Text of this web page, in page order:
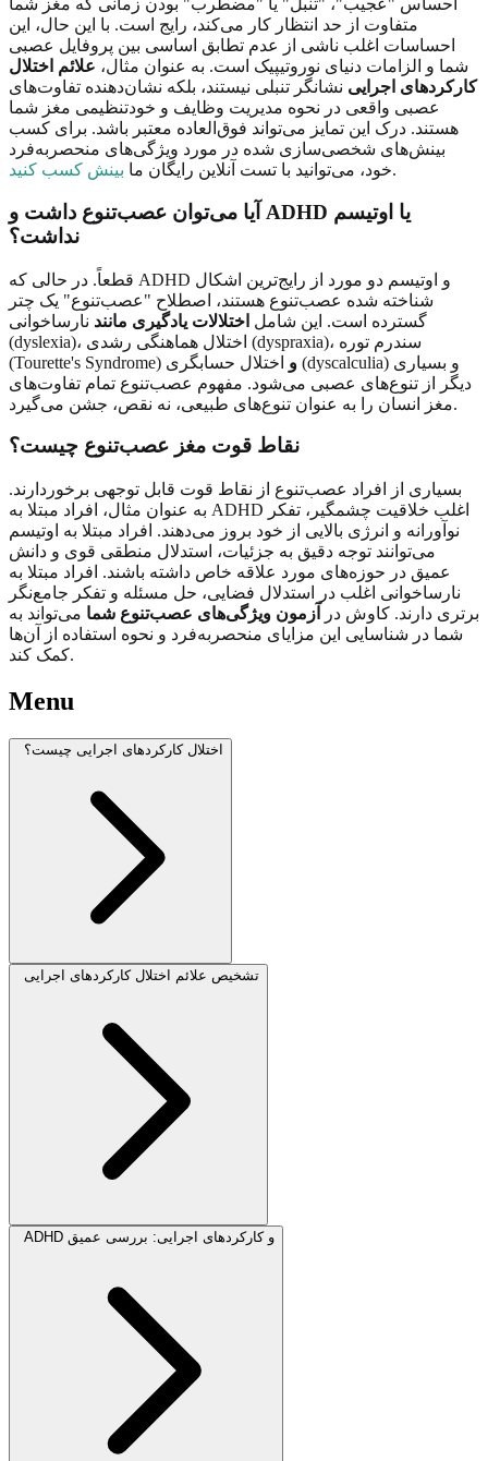
احساس "عجیب"، "تنبل" یا "مضطرب" بودن زمانی که مغز شما
متفاوت از حد انتظار کار می‌کند، رایج است. با این حال، این
احساسات اغلب ناشی از عدم تطابق اساسی بین پروفایل عصبی
شما و الزامات دنیای نوروتیپیک است. به عنوان مثال، علائم اختلال
کارکردهای اجرایی نشانگر تنبلی نیستند، بلکه نشان‌دهنده تفاوت‌های
عصبی واقعی در نحوه مدیریت وظایف و خودتنظیمی مغز شما
هستند. درک این تمایز می‌تواند فوق‌العاده معتبر باشد. برای کسب
بینش‌های شخصی‌سازی شده در مورد ویژگی‌های منحصربه‌فرد
خود، می‌توانید با تست آنلاین رایگان ما بینش کسب کنید .
آیا می‌توان عصب‌تنوع داشت و ADHD یا اوتیسم
نداشت؟
قطعاً. در حالی که ADHD و اوتیسم دو مورد از رایج‌ترین اشکال
شناخته شده عصب‌تنوع هستند، اصطلاح "عصب‌تنوع" یک چتر
گسترده است. این شامل اختلالات یادگیری مانند نارساخوانی
(dyslexia)، اختلال هماهنگی رشدی (dyspraxia)، سندرم توره
(Tourette's Syndrome)
و اختلال حسابگری (dyscalculia) و بسیاری
دیگر از تنوع‌های عصبی می‌شود. مفهوم عصب‌تنوع تمام تفاوت‌های
مغز انسان را به عنوان تنوع‌های طبیعی، نه نقص، جشن می‌گیرد.
نقاط قوت مغز عصب‌تنوع چیست؟
بسیاری از افراد عصب‌تنوع از نقاط قوت قابل توجهی برخوردارند.
به عنوان مثال، افراد مبتلا به ADHD اغلب خلاقیت چشمگیر، تفکر
نوآورانه و انرژی بالایی از خود بروز می‌دهند. افراد مبتلا به اوتیسم
می‌توانند توجه دقیق به جزئیات، استدلال منطقی قوی و دانش
عمیق در حوزه‌های مورد علاقه خاص داشته باشند. افراد مبتلا به
نارساخوانی اغلب در استدلال فضایی، حل مسئله و تفکر جامع‌نگر
برتری دارند. کاوش در
آزمون ویژگی‌های عصب‌تنوع شما می‌تواند به
شما در شناسایی این مزایای منحصربه‌فرد و نحوه استفاده از آن‌ها
کمک کند.
Menu
اختلال کارکردهای اجرایی چیست؟
تشخیص علائم اختلال کارکردهای اجرایی
ADHD و کارکردهای اجرایی: بررسی عمیق